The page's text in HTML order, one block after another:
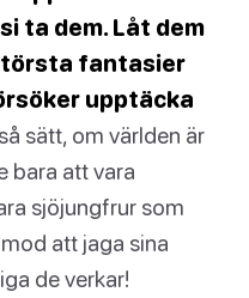
ta dem. Låt dem
fantasier
upptäcka
sätt, om världen är
bara att vara
sjöjungfrur som
att jaga sina
de verkar!